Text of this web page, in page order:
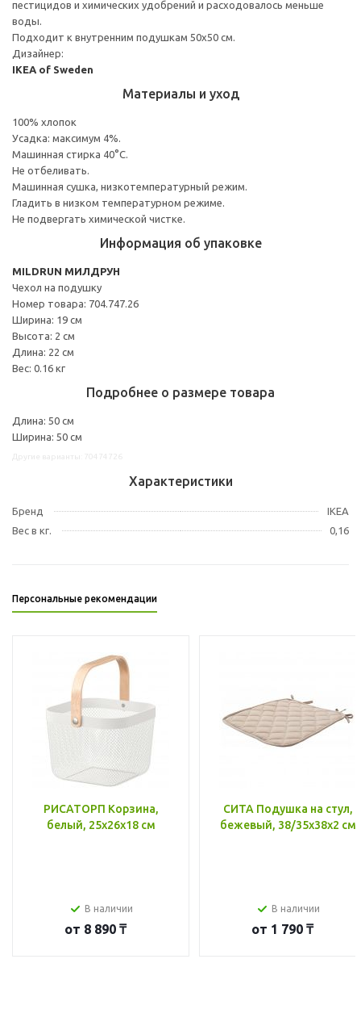
пестицидов и химических удобрений и расходовалось меньше
воды.
Подходит к внутренним подушкам 50х50 см.
Дизайнер:
IKEA of Sweden
Материалы и уход
100% хлопок
Усадка: максимум 4%.
Машинная стирка 40°С.
Не отбеливать.
Машинная сушка, низкотемпературный режим.
Гладить в низком температурном режиме.
Не подвергать химической чистке.
Информация об упаковке
MILDRUN МИЛДРУН
Чехол на подушку
Номер товара: 704.747.26
Ширина: 19 см
Высота: 2 см
Длина: 22 см
Вес: 0.16 кг
Подробнее о размере товара
Длина: 50 см
Ширина: 50 см
Характеристики
Бренд
IKEA
Вес в кг.
0,16
Персональные рекомендации
РИСАТОРП Корзина,
белый, 25x26x18 см
В наличии
от 8 890 ₸
СИТА Подушка на стул,
бежевый, 38/35x38x2 см
В наличии
от 1 790 ₸